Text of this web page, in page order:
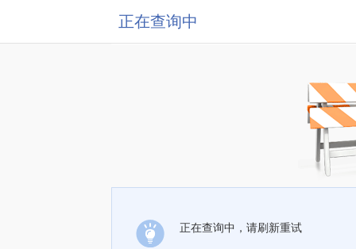
正在查询中
正在查询中，请刷新重试